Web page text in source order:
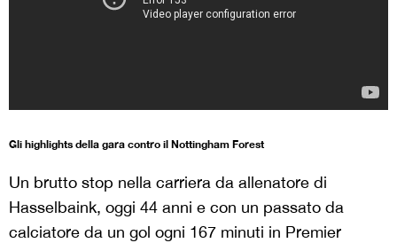
Gli highlights della gara contro il Nottingham Forest
Un brutto stop nella carriera da allenatore di
Hasselbaink, oggi 44 anni e con un passato da
calciatore da un gol ogni 167 minuti in Premier